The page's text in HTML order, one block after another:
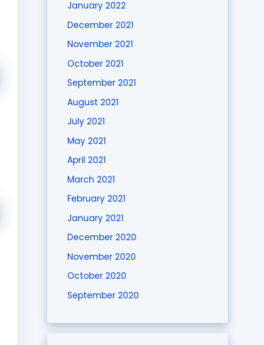
January 2022
December 2021
November 2021
October 2021
September 2021
August 2021
July 2021
May 2021
April 2021
March 2021
February 2021
January 2021
December 2020
November 2020
October 2020
September 2020